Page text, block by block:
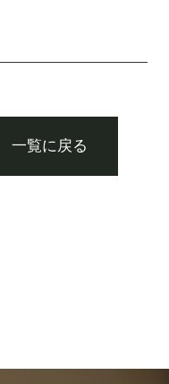
一覧に戻る